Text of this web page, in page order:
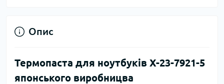
Опис
Термопаста для ноутбуків X-23-7921-5
японського виробницва